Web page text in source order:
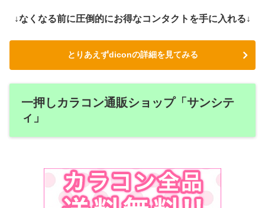
↓なくなる前に圧倒的にお得なコンタクトを手に入れる↓
とりあえずdiconの詳細を見てみる
一押しカラコン通販ショップ「サンシテ
ィ」